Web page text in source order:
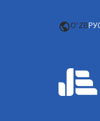
O'ZB